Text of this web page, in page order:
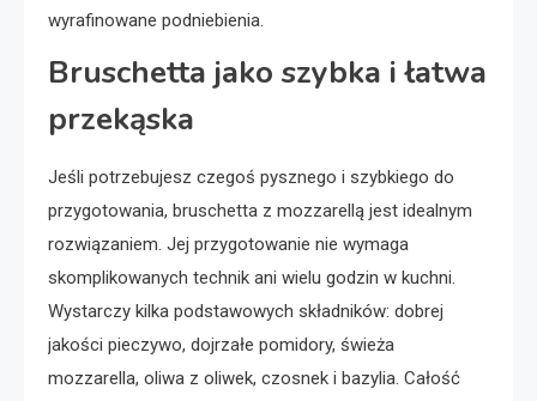
wyrafinowane podniebienia.
Bruschetta jako szybka i łatwa
przekąska
Jeśli potrzebujesz czegoś pysznego i szybkiego do
przygotowania, bruschetta z mozzarellą jest idealnym
rozwiązaniem. Jej przygotowanie nie wymaga
skomplikowanych technik ani wielu godzin w kuchni.
Wystarczy kilka podstawowych składników: dobrej
jakości pieczywo, dojrzałe pomidory, świeża
mozzarella, oliwa z oliwek, czosnek i bazylia. Całość